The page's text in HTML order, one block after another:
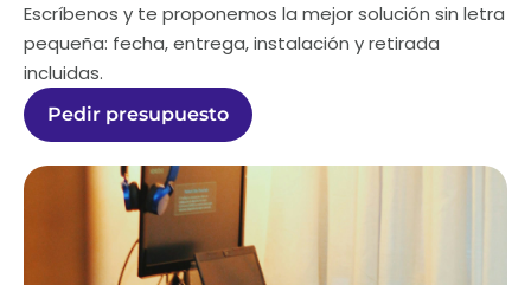
Escríbenos y te proponemos la mejor solución sin letra
pequeña: fecha, entrega, instalación y retirada
incluidas.
Pedir presupuesto